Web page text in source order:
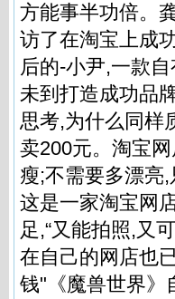
方能事半功倍。
访了在淘宝上成
后的-小尹,一款
未到打造成功品
思考,为什么同样
卖200元。淘宝
瘦;不需要多漂
这是一家淘宝网
足,“又能拍照,又
在自己的网店也
钱"《魔兽世界》